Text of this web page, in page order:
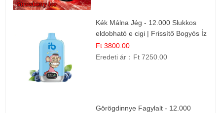
Kék Málna Jég - 12.000 Slukkos
eldobható e cigi | Frissítő Bogyós Íz
Ft 3800.00
Eredeti ár： Ft 7250.00
Görögdinnye Fagylalt - 12.000